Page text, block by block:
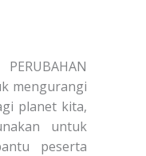
mengurangi
planet kita,
untuk
peserta